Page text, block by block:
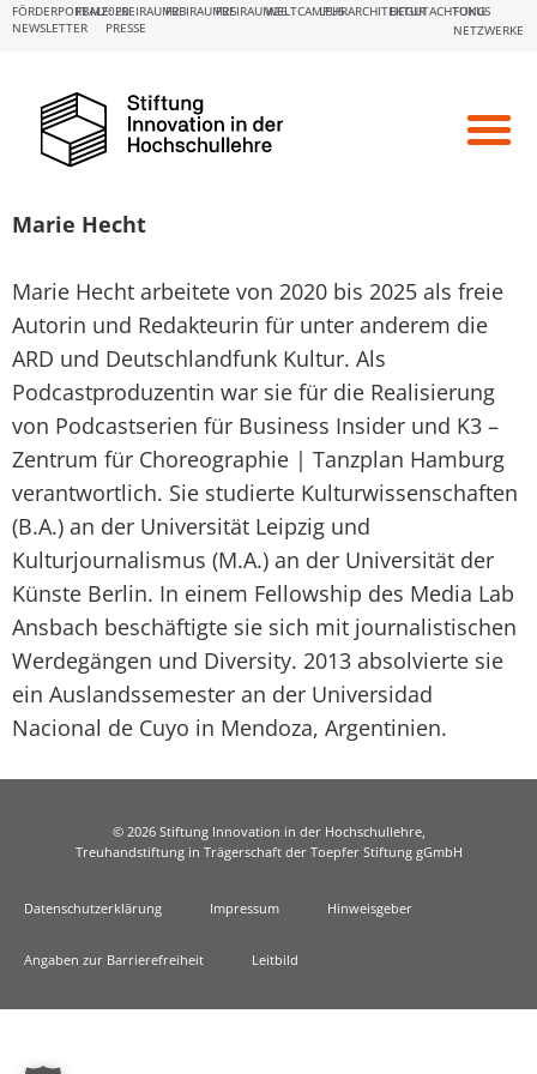
NEWSLETTER PRESSE
FÖRDERPORTALE:
FBM2020FREIRAUM23FREIRAUM25FREIRAUM26WELTCAMPUSLEHRARCHITEKTURBEGUTACHTUNG
FOKUS
NETZWERKE
Marie Hecht
Marie Hecht arbeitete von 2020 bis 2025 als freie
Autorin und Redakteurin für unter anderem die
ARD und Deutschlandfunk Kultur. Als
Podcastproduzentin war sie für die Realisierung
von Podcastserien für Business Insider und K3 –
Zentrum für Choreographie | Tanzplan Hamburg
verantwortlich. Sie studierte Kulturwissenschaften
(B.A.) an der Universität Leipzig und
Kulturjournalismus (M.A.) an der Universität der
Künste Berlin. In einem Fellowship des Media Lab
Ansbach beschäftigte sie sich mit journalistischen
Werdegängen und Diversity. 2013 absolvierte sie
ein Auslandssemester an der Universidad
Nacional de Cuyo in Mendoza, Argentinien.
© 2026 Stiftung Innovation in der Hochschullehre,
Treuhandstiftung in Trägerschaft der Toepfer Stiftung gGmbH
Datenschutzerklärung Impressum Hinweisgeber
Angaben zur Barrierefreiheit Leitbild